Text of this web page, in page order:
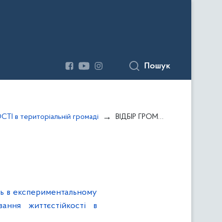
Пошук
в територіальній громаді ВІДБІР ГРОМАД 2026
в експериментальному
життєстійкості в